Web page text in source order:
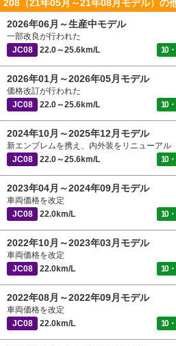
208（21年05月～21年08月モデル）の
2026年06月～生産中モデル
一部改良が行われた
JC08
22.0～25.6km/L 10
2026年01月～2026年05月モデル
価格改訂が行われた
JC08
22.0～25.6km/L 10
2024年10月～2025年12月モデル
新エンブレムを携え、内外装をリニューアル
JC08
22.0～25.6km/L 10
2023年04月～2024年09月モデル
車両価格を改定
JC08
22.0km/L 10
2022年10月～2023年03月モデル
車両価格を改定
JC08
22.0km/L 10
2022年08月～2022年09月モデル
車両価格を改定
JC08
22.0km/L 10